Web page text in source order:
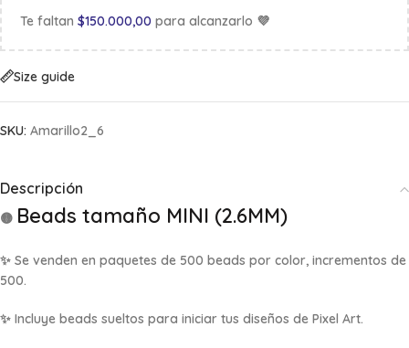
Te faltan $150.000,00 para alcanzarlo 💜
Size guide
SKU: Amarillo2_6
Descripción
🟡 Beads tamaño MINI (2.6MM)
✨ Se venden en paquetes de 500 beads por color, incrementos de
500.
✨ Incluye beads sueltos para iniciar tus diseños de Pixel Art.